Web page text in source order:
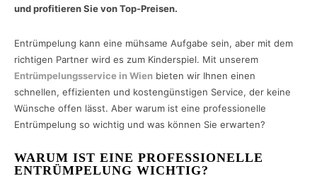
und profitieren Sie von Top-Preisen.
Entrümpelung kann eine mühsame Aufgabe sein, aber mit dem
richtigen Partner wird es zum Kinderspiel. Mit unserem
Entrümpelungsservice in Wien bieten wir Ihnen einen
schnellen, effizienten und kostengünstigen Service, der keine
Wünsche offen lässt. Aber warum ist eine professionelle
Entrümpelung so wichtig und was können Sie erwarten?
WARUM IST EINE PROFESSIONELLE
ENTRÜMPELUNG WICHTIG?